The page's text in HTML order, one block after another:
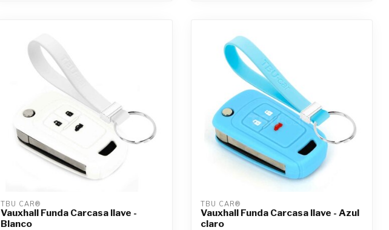
TBU CAR®
Vauxhall Funda Carcasa llave -
Blanco
TBU CAR®
Vauxhall Funda Carcasa llave - Azul
claro